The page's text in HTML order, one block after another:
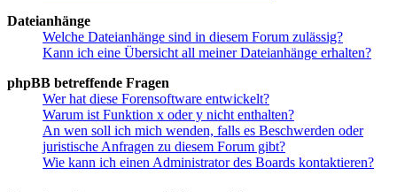
Dateianhänge
Welche Dateianhänge sind in diesem Forum zulässig?
Kann ich eine Übersicht all meiner Dateianhänge erhalten?
phpBB betreffende Fragen
Wer hat diese Forensoftware entwickelt?
Warum ist Funktion x oder y nicht enthalten?
An wen soll ich mich wenden, falls es Beschwerden oder
juristische Anfragen zu diesem Forum gibt?
Wie kann ich einen Administrator des Boards kontaktieren?